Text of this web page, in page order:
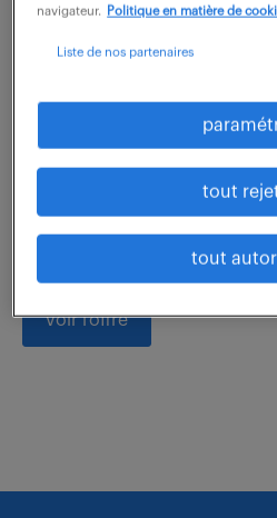
23 février 2026
Lezennes (59)
Rattaché(e) à la cellule
en tant que référent(e) sur le
Paie et Comptabilité
révision, a pour objectif...
voir l'offre
navigateur.
Politique en matière de
Liste de nos partenaires
tout
tout